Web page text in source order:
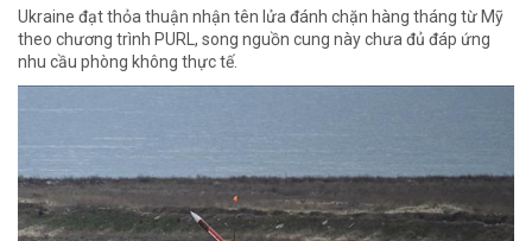
Ukraine đạt thỏa thuận nhận tên lửa đánh chặn hàng tháng từ Mỹ
theo chương trình PURL, song nguồn cung này chưa đủ đáp ứng
nhu cầu phòng không thực tế.